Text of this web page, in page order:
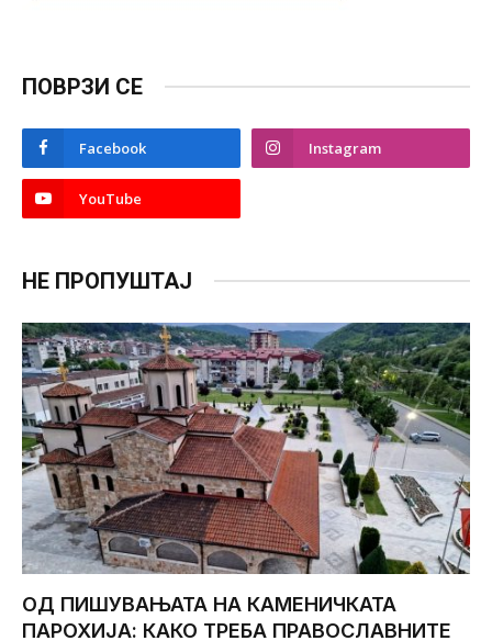
ПОВРЗИ СЕ
Facebook Instagram
YouTube
НЕ ПРОПУШТАЈ
ОД ПИШУВАЊАТА НА КАМЕНИЧКАТА
ПАРОХИЈА: КАКО ТРЕБА ПРАВОСЛАВНИТЕ